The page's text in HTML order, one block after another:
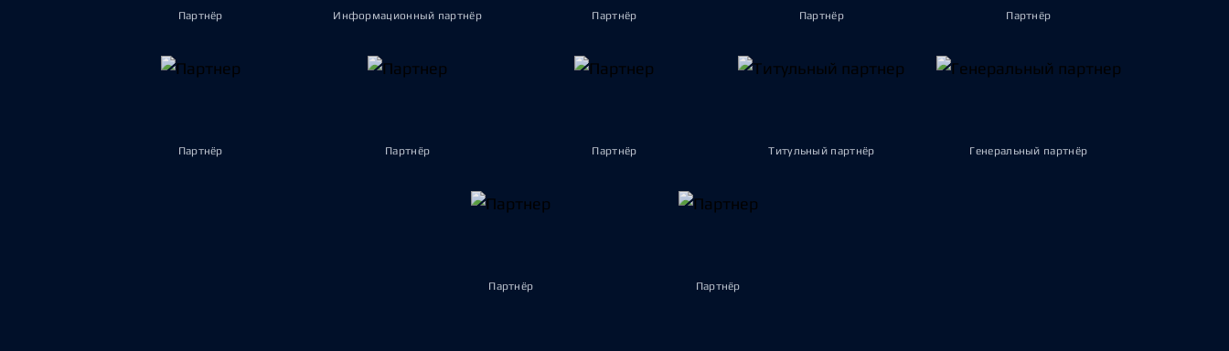
Партнёр Информационный партнёр Партнёр Партнёр Партнёр
Партнёр Партнёр Партнёр Титульный партнёр Генеральный партнёр
Партнёр Партнёр